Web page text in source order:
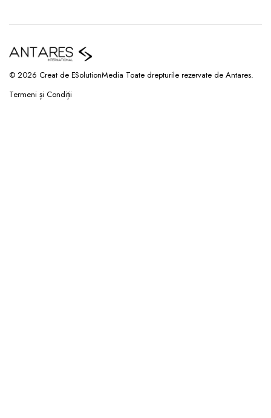
© 2026 Creat de ESolutionMedia Toate drepturile rezervate de Antares.
Termeni și Condiții